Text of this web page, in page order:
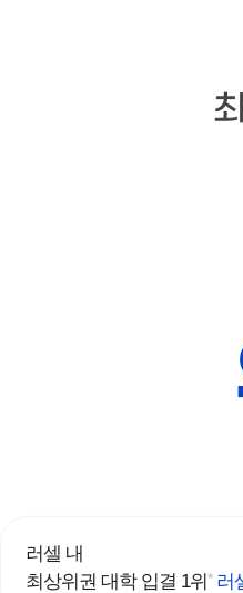
러셀 내
최상위권 대학 입결 1위* 러